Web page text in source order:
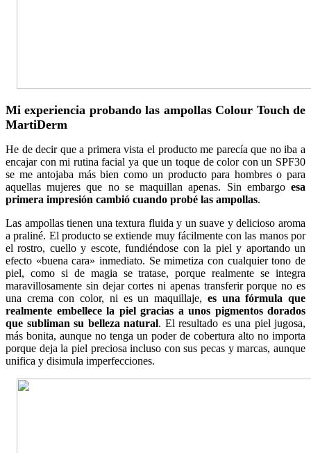
Mi experiencia probando las ampollas Colour Touch de
MartiDerm
He de decir que a primera vista el producto me parecía que no iba a
encajar con mi rutina facial ya que un toque de color con un SPF30
se me antojaba más bien como un producto para hombres o para
aquellas mujeres que no se maquillan apenas. Sin embargo esa
primera impresión cambió cuando probé las ampollas.
Las ampollas tienen una textura fluida y un suave y delicioso aroma
a praliné. El producto se extiende muy fácilmente con las manos por
el rostro, cuello y escote, fundiéndose con la piel y aportando un
efecto «buena cara» inmediato. Se mimetiza con cualquier tono de
piel, como si de magia se tratase, porque realmente se integra
maravillosamente sin dejar cortes ni apenas transferir porque no es
una crema con color, ni es un maquillaje, es una fórmula que
realmente embellece la piel gracias a unos pigmentos dorados
que subliman su belleza natural. El resultado es una piel jugosa,
más bonita, aunque no tenga un poder de cobertura alto no importa
porque deja la piel preciosa incluso con sus pecas y marcas, aunque
unifica y disimula imperfecciones.